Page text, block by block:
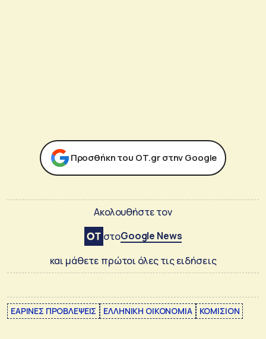
Προσθήκη του ΟΤ.gr στην Google
Ακολουθήστε τον
στοGoogle News
και μάθετε πρώτοι όλες τις ειδήσεις
ΕΑΡΙΝΕΣ ΠΡΟΒΛΕΨΕΙΣ ΕΛΛΗΝΙΚΗ ΟΙΚΟΝΟΜΙΑ ΚΟΜΙΣΙΟΝ